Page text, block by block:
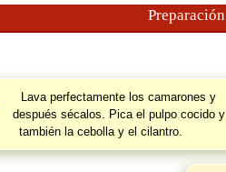
Preparación
Lava perfectamente los camarones y
después sécalos. Pica el pulpo cocido y
también la cebolla y el cilantro.